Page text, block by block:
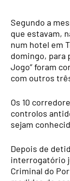
Segundo a
que estavam,
num hotel em
domingo, para
Jogo” foram
com outros
Os 10
controlos
sejam
Depois de
interrogatório
Criminal do